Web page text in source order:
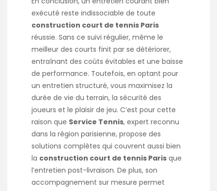
exécuté reste indissociable de toute
construction court de tennis Paris
réussie. Sans ce suivi régulier, même le
meilleur des courts finit par se détériorer,
entraînant des coûts évitables et une baisse
de performance. Toutefois, en optant pour
un entretien structuré, vous maximisez la
durée de vie du terrain, la sécurité des
joueurs et le plaisir de jeu. C’est pour cette
raison que Service Tennis, expert reconnu
dans la région parisienne, propose des
solutions complètes qui couvrent aussi bien
la construction court de tennis Paris que
l’entretien post-livraison. De plus, son
accompagnement sur mesure permet